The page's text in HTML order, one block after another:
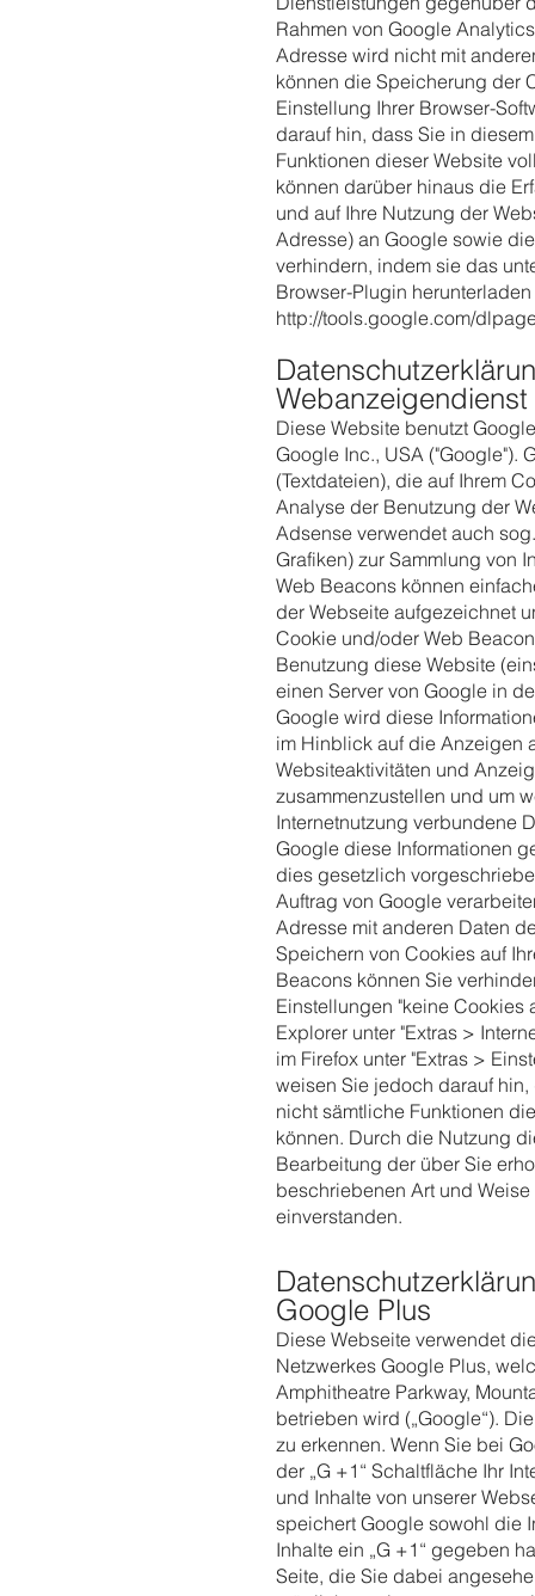
Rahmen von Google
Adresse wird nicht mit
können die Speicherung der
Einstellung Ihrer Browser-
darauf hin, dass Sie in
Funktionen dieser Website
können darüber hinaus die
und auf Ihre Nutzung der
Adresse) an Google sowie
verhindern, indem sie das
Browser-Plugin
http://tools.google.com/
Diese Website benutzt
Google Inc., USA ("Google").
(Textdateien), die auf Ihrem
Analyse der Benutzung der
Adsense verwendet auch
Grafiken) zur Sammlung von
Web Beacons können
der Webseite aufgezeichnet
Cookie und/oder Web
Benutzung diese Website
einen Server von Google in
Google wird diese
im Hinblick auf die Anzeigen
Websiteaktivitäten und
zusammenzustellen und um
Internetnutzung verbundene
Google diese Informationen
dies gesetzlich
Auftrag von Google
Adresse mit anderen Daten
Speichern von Cookies auf
Beacons können Sie
Einstellungen "keine Cookies
Explorer unter "Extras >
im Firefox unter "Extras >
weisen Sie jedoch darauf
nicht sämtliche Funktionen
können. Durch die Nutzung
Bearbeitung der über Sie
beschriebenen Art und
einverstanden.
Google Plus
Diese Webseite verwendet
Netzwerkes Google Plus,
Amphitheatre Parkway,
betrieben wird („Google“).
zu erkennen. Wenn Sie bei
der „G +1“ Schaltfläche Ihr
und Inhalte von unserer
speichert Google sowohl die
Inhalte ein „G +1“ gegeben
Seite, die Sie dabei